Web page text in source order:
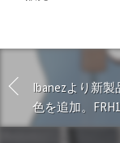
Ibanezより新
色を追加。